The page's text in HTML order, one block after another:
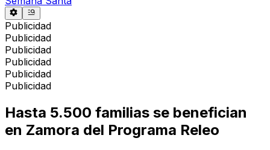
Publicidad
Publicidad
Publicidad
Publicidad
Publicidad
Publicidad
Hasta 5.500 familias se benefician
en Zamora del Programa Releo